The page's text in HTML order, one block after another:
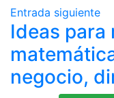
Entrada siguiente
Ideas para
negocio,